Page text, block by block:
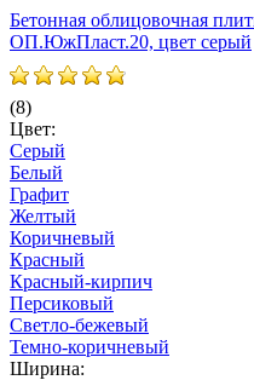
Бетонная облицовочная
ОП.ЮжПласт.20, цвет серый
(8)
Цвет:
Серый
Белый
Графит
Желтый
Коричневый
Красный
Красный-кирпич
Персиковый
Светло-бежевый
Темно-коричневый
Ширина: